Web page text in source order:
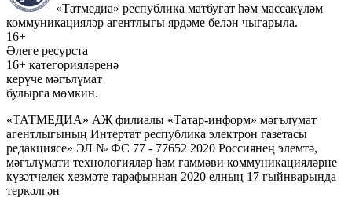
«Татмедиа» республика матбугат һәм массакүләм
коммуникацияләр агентлыгы ярдәме белән чыгарыла.
16+
Әлеге ресурста
16+ категорияләренә
керүче мәгълүмат
булырга мөмкин.
«ТАТМЕДИА» АҖ филиалы «Татар-информ» мәгълүмат
агентлыгының Интертат республика электрон газетасы
редакциясе» ЭЛ № ФС 77 - 77652 2020 Россиянең элемтә,
мәгълүмати технологияләр һәм гаммәви коммуникацияләрне
күзәтчелек хезмәте тарафыннан 2020 елның 17 гыйнварында
теркәлгән